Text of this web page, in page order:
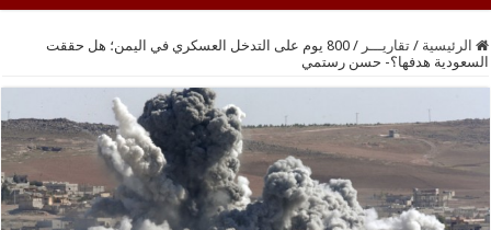
الرئيسية / تقاريـــر /
800 يوم على التدخل العسكري في اليمن؛ هل حققت
السعودية هدفها؟- حسن رستمي